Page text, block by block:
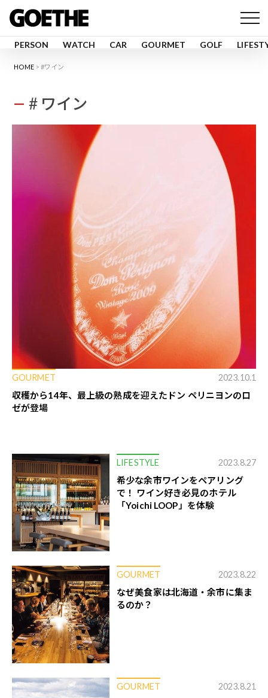
PERSON WATCH CAR GOURMET GOLF
HOME #ワイン
# ワイン
GOURMET 2023.10.1
収穫から14年、最上級の熟成を迎えたドン ペリニヨンのロ
ゼが登場
LIFESTYLE 2023.8.27
希少な余市ワインをペアリング
で！ ワイン好き必見のホテル
「Yoichi LOOP」を体験
GOURMET 2023.8.22
なぜ美食家は北海道・余市に集ま
るのか？
GOURMET 2023.8.21